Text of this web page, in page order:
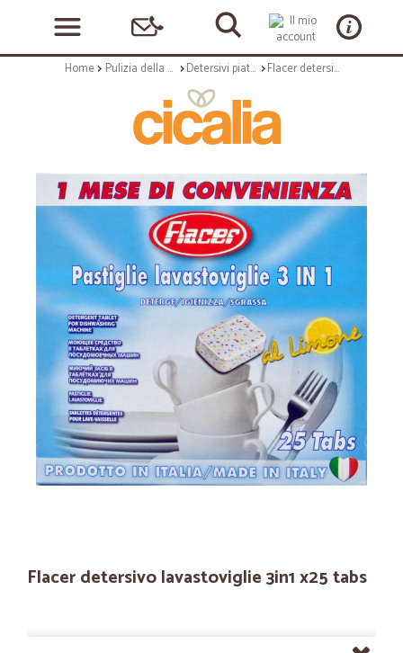
Home Pulizia della casa Detersivi piatti e stoviglie Flacer detersivo lavastoviglie 3in1 x25 tabs
Flacer detersivo lavastoviglie 3in1 x25 tabs